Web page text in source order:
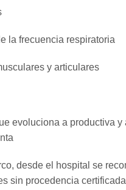
la frecuencia respiratoria
y articulares
evoluciona a productiva y
desde el hospital se
sin procedencia